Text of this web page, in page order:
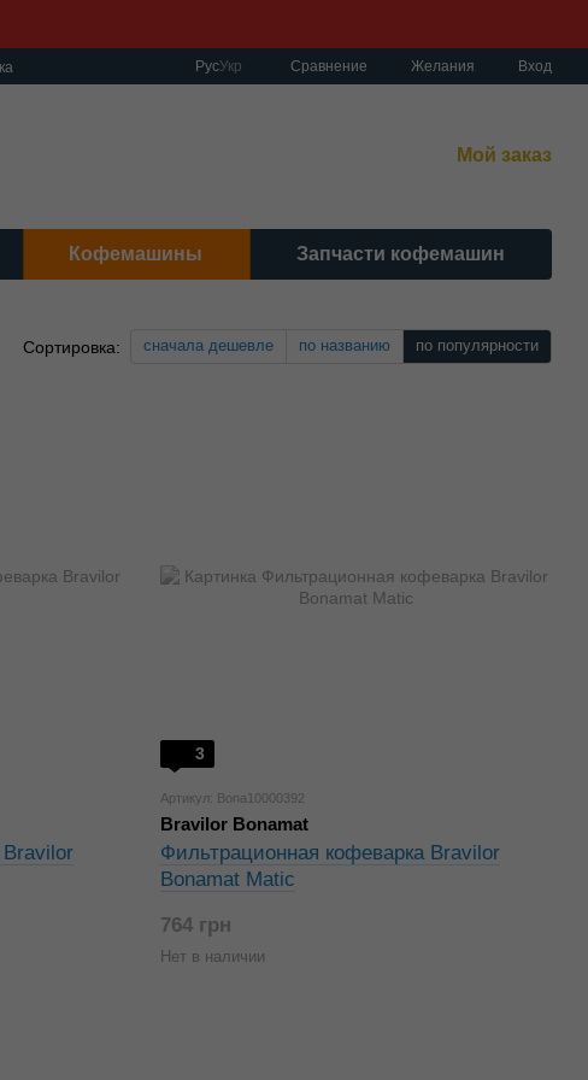
РусУкр Сравнение Желания Вход
Мой заказ
Кофемашины Запчасти кофемашин
Сортировка: сначала дешевле по названию по популярности
3
Артикул: Bona10000392
Bravilor Bonamat
Фильтрационная кофеварка Bravilor
Bonamat Matic
764 грн
Нет в наличии